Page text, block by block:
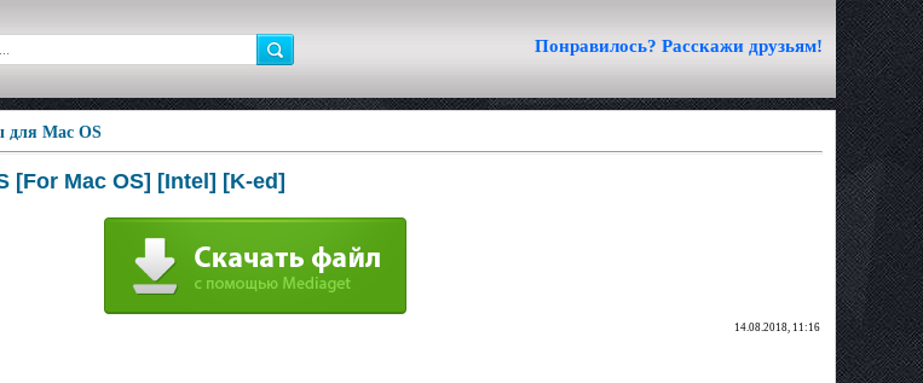
Понравилось? Расскажи друзьям!
Mac OS
[For Mac OS] [Intel] [K-ed]
14.08.2018, 11:16